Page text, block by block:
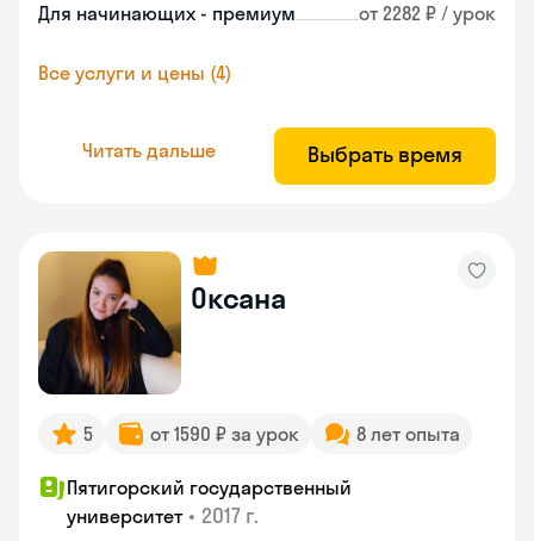
Для начинающих - премиум от 2282 ₽ / урок
Все услуги и цены (4)
Читать дальше Выбрать время
Оксана
5 от 1590 ₽ за урок 8 лет опыта
Пятигорский государственный
университет • 2017 г.